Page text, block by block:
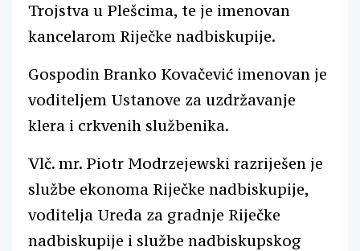
Trojstva u Plešcima, te je imenovan
kancelarom Riječke nadbiskupije.
Gospodin Branko Kovačević imenovan je
voditeljem Ustanove za uzdržavanje
klera i crkvenih službenika.
Vlč. mr. Piotr Modrzejewski razriješen je
službe ekonoma Riječke nadbiskupije,
voditelja Ureda za gradnje Riječke
nadbiskupije i službe nadbiskupskog